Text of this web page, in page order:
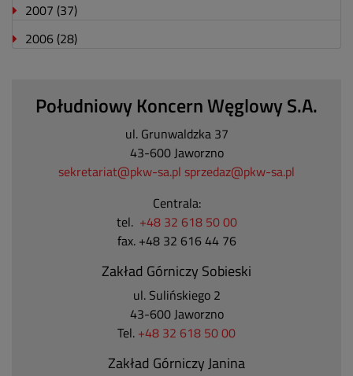
2007 (37)
2006 (28)
Południowy Koncern Węglowy S.A.
ul. Grunwaldzka 37
43-600 Jaworzno
sekretariat@pkw-sa.pl sprzedaz@pkw-sa.pl
Centrala:
tel. +48 32 618 50 00
fax. +48 32 616 44 76
Zakład Górniczy Sobieski
ul. Sulińskiego 2
43-600 Jaworzno
Tel. +48 32 618 50 00
Zakład Górniczy Janina